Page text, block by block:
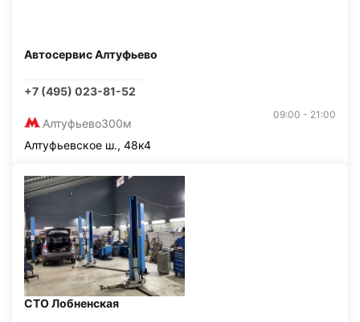
Автосервис Алтуфьево
+7 (495) 023-81-52
Алтуфьево300м
09:00 - 21:00
Алтуфьевское ш., 48к4
СТО Лобненская